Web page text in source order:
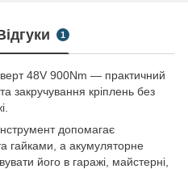
1
48V 900Nm — практичний
закручування кріплень без
допомагає
гайками, а акумуляторне
його в гаражі, майстерні,